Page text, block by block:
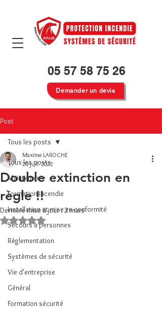
05 57 58 75 26
Demander un devis
Post
Tous les posts
Maintenance
Formation incendie
Installation et mise en conformité
Secours à personnes
Règlementation
Systèmes de sécurité
Vie d'entreprise
Général
Formation sécurité
Tous les posts
Double extinction en
règle !!
Maxime LAROCHE
20 juil. 2022
Dernière mise à jour :2 mars
Noté NaN étoiles sur 5.